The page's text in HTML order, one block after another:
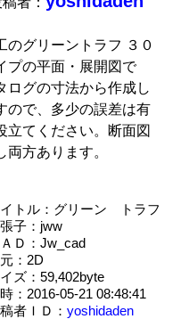
のグリーントラフ ３０
プの平面・展開図で
ログの寸法から作成し
ので、多少の誤差は有
立てください。断面図
方あります。
トル：グリーン トラフ
子：jww
Ｄ：Jw_cad
：2D
ズ：59,402byte
：2016-05-21 08:48:41
者ＩＤ： yoshidaden